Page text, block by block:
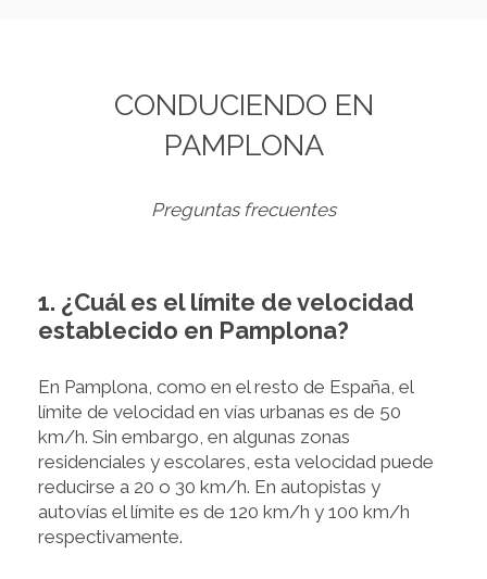
CONDUCIENDO EN
PAMPLONA
Preguntas frecuentes
1. ¿Cuál es el límite de velocidad
establecido en Pamplona?
En Pamplona, como en el resto de España, el
límite de velocidad en vías urbanas es de 50
km/h. Sin embargo, en algunas zonas
residenciales y escolares, esta velocidad puede
reducirse a 20 o 30 km/h. En autopistas y
autovías el límite es de 120 km/h y 100 km/h
respectivamente.